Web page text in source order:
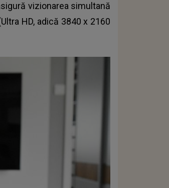
vizionarea simultană
HD, adică 3840 x 2160